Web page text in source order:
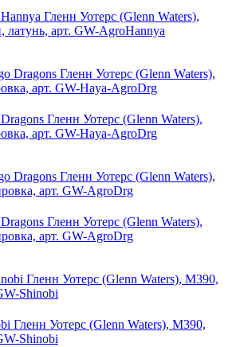
Гленн Уотерс (Glenn Waters),
латунь, арт. GW-AgroHannya
Гленн Уотерс (Glenn Waters),
арт. GW-Haya-AgroDrg
Гленн Уотерс (Glenn Waters),
арт. GW-AgroDrg
Гленн Уотерс (Glenn Waters), M390,
Shinobi